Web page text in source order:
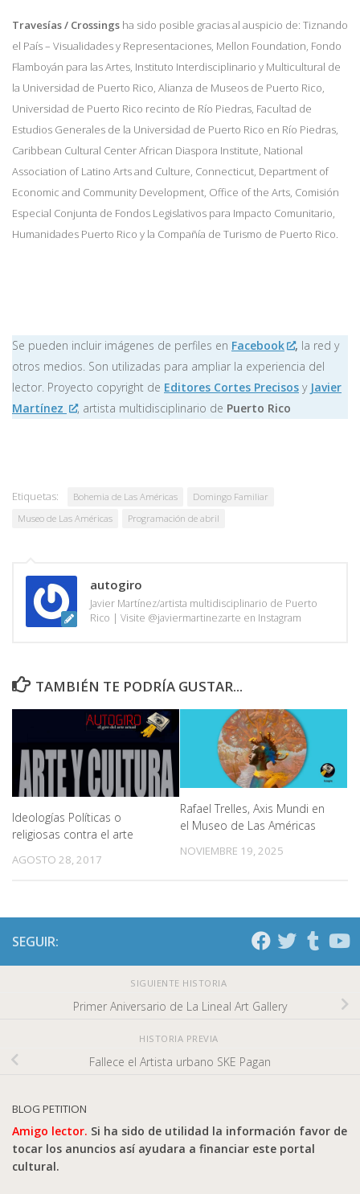
Travesías / Crossings ha sido posible gracias al auspicio de: Tiznando
el País – Visualidades y Representaciones, Mellon Foundation, Fondo
Flamboyán para las Artes, Instituto Interdisciplinario y Multicultural de
la Universidad de Puerto Rico, Alianza de Museos de Puerto Rico,
Universidad de Puerto Rico recinto de Río Piedras, Facultad de
Estudios Generales de la Universidad de Puerto Rico en Río Piedras,
Caribbean Cultural Center African Diaspora Institute, National
Association of Latino Arts and Culture, Connecticut, Department of
Economic and Community Development, Office of the Arts, Comisión
Especial Conjunta de Fondos Legislativos para Impacto Comunitario,
Humanidades Puerto Rico y la Compañía de Turismo de Puerto Rico.
Se pueden incluir imágenes de perfiles en Facebook , la red y
otros medios. Son utilizadas para ampliar la experiencia del
lector. Proyecto copyright de Editores Cortes Precisos y Javier
Martínez
, artista multidisciplinario de Puerto Rico
Etiquetas: Bohemia de Las Américas
Domingo Familiar
Museo de Las Américas
Programación de abril
autogiro
Javier Martínez/artista multidisciplinario de Puerto
Rico | Visite @javiermartinezarte en Instagram
TAMBIÉN TE PODRÍA GUSTAR...
Ideologías Políticas o
religiosas contra el arte
AGOSTO 28, 2017
Rafael Trelles, Axis Mundi en
el Museo de Las Américas
NOVIEMBRE 19, 2025
SEGUIR:
SIGUIENTE HISTORIA
Primer Aniversario de La Lineal Art Gallery
HISTORIA PREVIA
Fallece el Artista urbano SKE Pagan
BLOG PETITION
Amigo lector. Si ha sido de utilidad la información favor de
tocar los anuncios así ayudara a financiar este portal
cultural.